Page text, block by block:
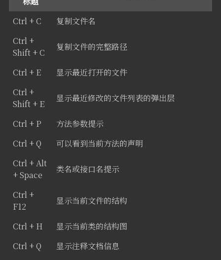
Ctrl + C
复制文件名
Ctrl +
Shift + C
复制文件的完整路径
Ctrl + E
显示最近打开的文件
Ctrl +
Shift + E
显示最近修改的文件列表的弹出层
Ctrl + P
方法参数提示
Ctrl + Q
可以看到当前方法的声明
Ctrl + Alt
+ Space
类名或接口名提示
Ctrl +
F12
显示当前文件的结构
Ctrl + H
显示当前类的结构图
Ctrl + Q
显示注释文档信息